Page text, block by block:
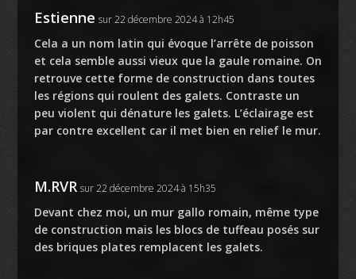
Estienne sur 22 décembre 2024 à 12h45
Cela a un nom latin qui évoque l’arrête de poisson
et cela semble aussi vieux que la gaule romaine. On
retrouve cette forme de construction dans toutes
les régions qui roulent des galets. Contraste un
peu violent qui dénature les galets. L’éclairage est
par contre excellent car il met bien en relief le mur.
M.RVR sur 22 décembre 2024 à 15h35
Devant chez moi, un mur gallo romain, même type
de construction mais les blocs de tuffeau posés sur
des briques plates remplacent les galets.